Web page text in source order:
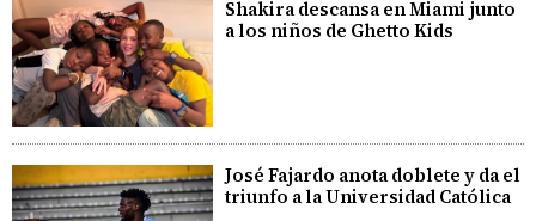
Shakira descansa en Miami junto
a los niños de Ghetto Kids
José Fajardo anota doblete y da el
triunfo a la Universidad Católica